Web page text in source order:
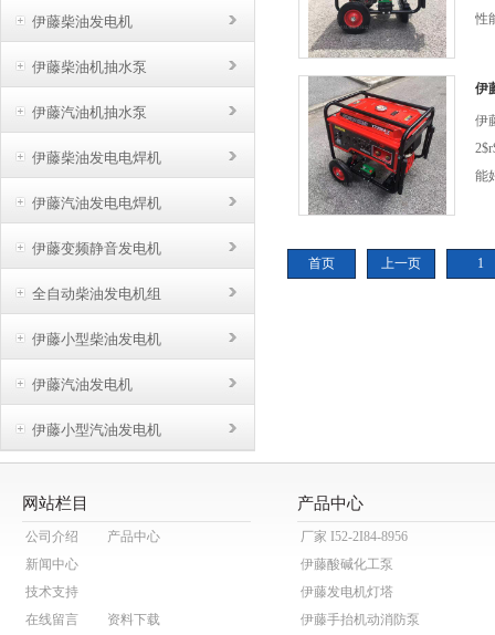
伊藤柴油发电机
伊藤柴油机抽水泵
伊藤汽油机抽水泵
伊藤柴油发电电焊机
伊藤汽油发电电焊机
伊藤变频静音发电机
全自动柴油发电机组
伊藤小型柴油发电机
伊藤汽油发电机
伊藤小型汽油发电机
性
为
伊
伊
能
化
首页 上一页 1
网站栏目
公司介绍
产品中心
新闻中心
技术支持
在线留言
资料下载
产品中心
厂家 I52-2I84-8956
伊藤酸碱化工泵
伊藤发电机灯塔
伊藤手抬机动消防泵